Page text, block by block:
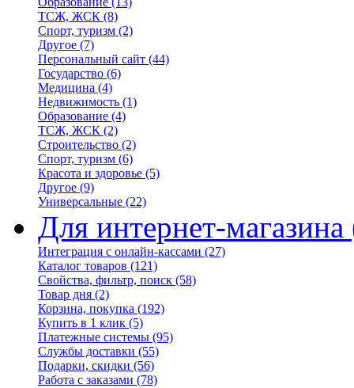
ТСЖ, ЖСК (8)
Спорт, туризм (2)
Другое (7)
Персональный сайт (44)
Государство (6)
Медицина (4)
Недвижимость (1)
Образование (4)
ТСЖ, ЖСК (2)
Строительство (2)
Спорт, туризм (6)
Красота и здоровье (5)
Другое (9)
Универсальные (22)
Для интернет-магазина
Интеграция с онлайн-кассами (27)
Каталог товаров (121)
Свойства, фильтр, поиск (58)
Товар дня (2)
Корзина, покупка (192)
Купить в 1 клик (5)
Платежные системы (95)
Службы доставки (55)
Подарки, скидки (56)
Работа с заказами (78)